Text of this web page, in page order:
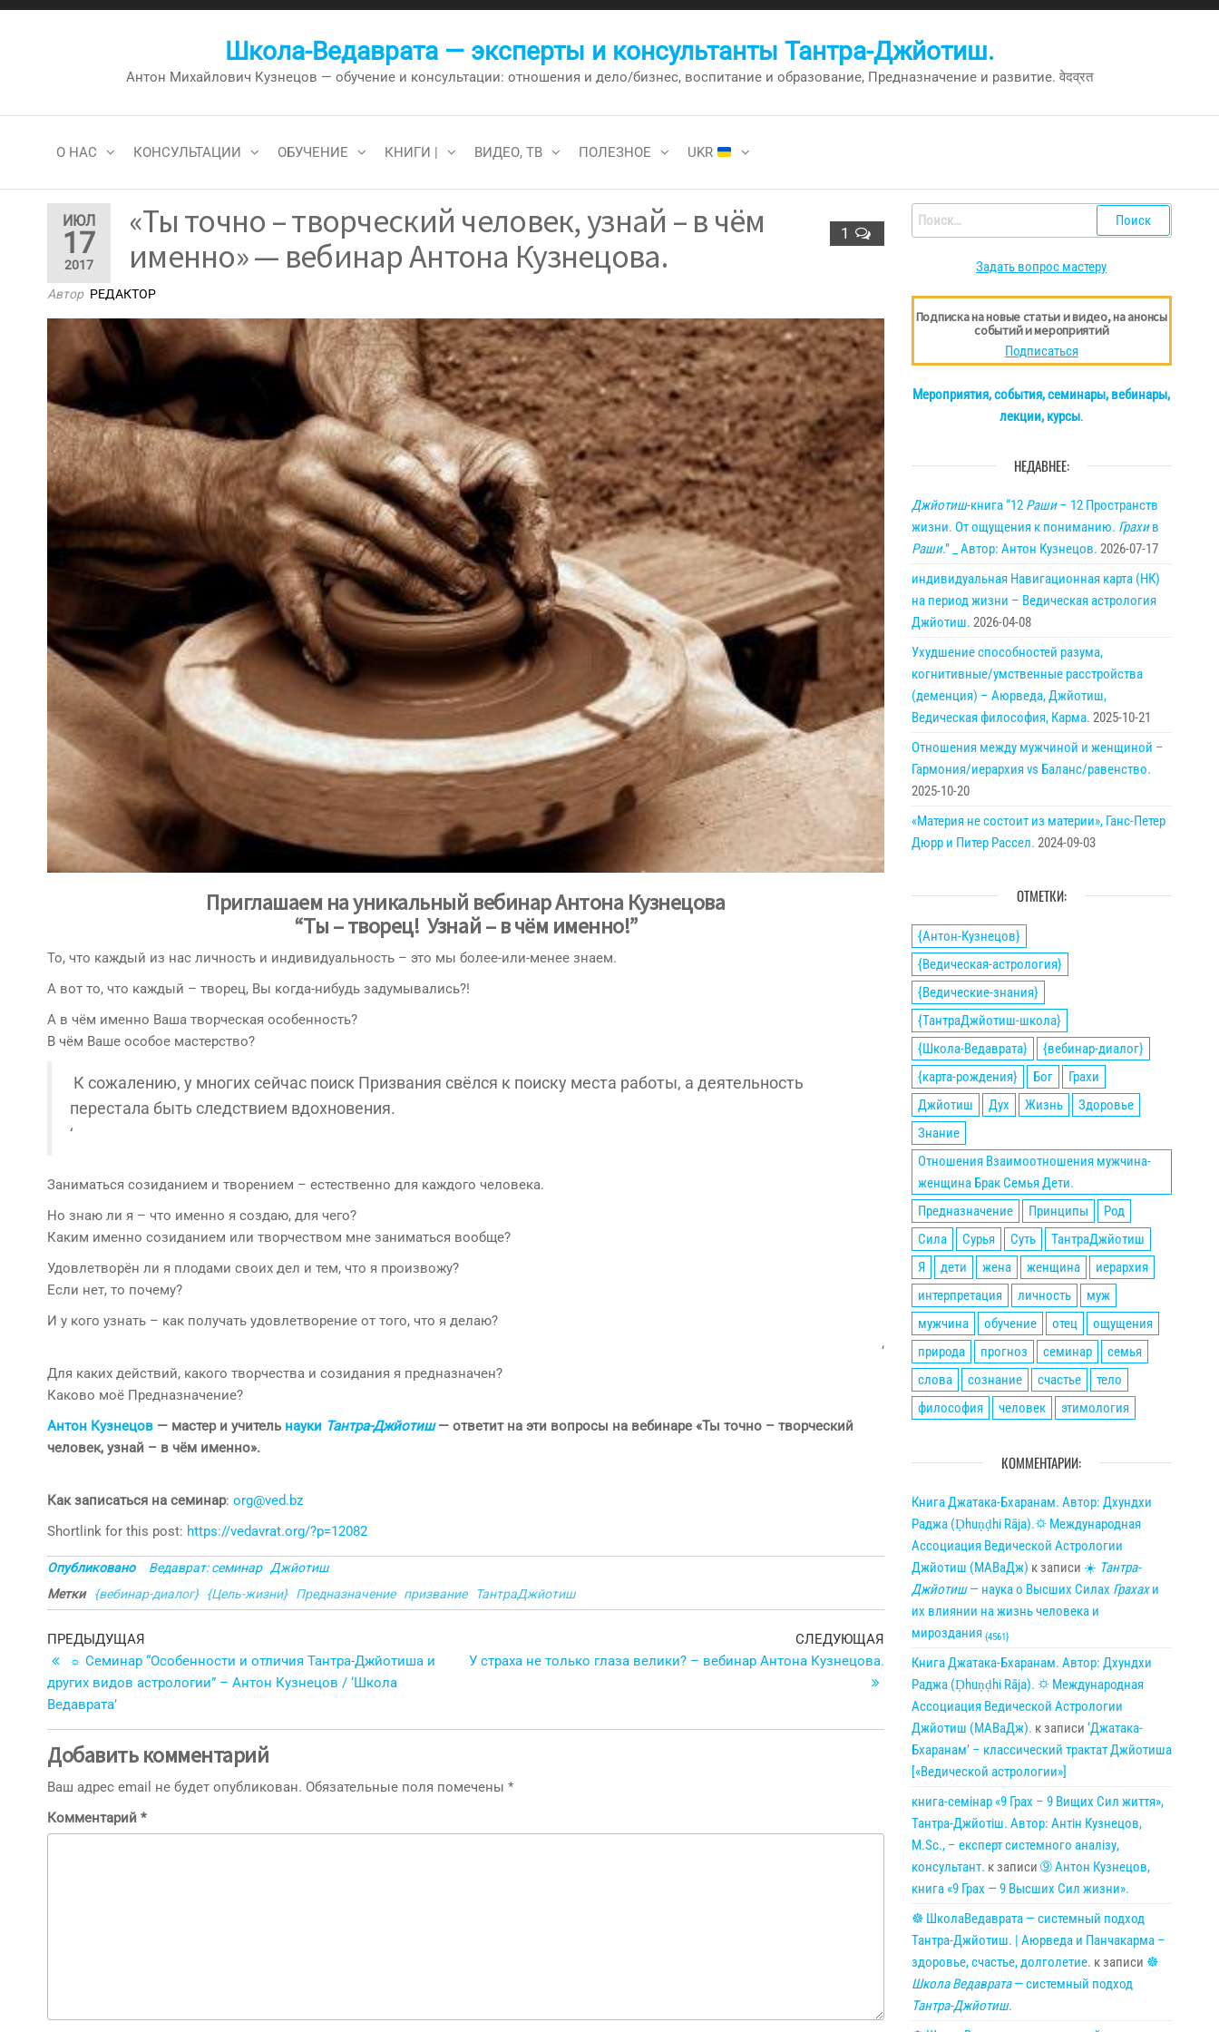
Перейти
Школа-Ведаврата — эксперты и консультанты Тантра-Джйотиш.
Антон Михайлович Кузнецов — обучение и консультации: отношения и дело/бизнес, воспитание и образование, Предназначение и развитие. वेदव्रत
О НАС КОНСУЛЬТАЦИИ ОБУЧЕНИЕ КНИГИ | ВИДЕО, ТВ ПОЛЕЗНОЕ UKR
ИЮЛ
17
2017
1
«Ты точно – творческий человек, узнай – в чём
именно» — вебинар Антона Кузнецова.
Автор РЕДАКТОР
Приглашаем на уникальный вебинар Антона Кузнецова
“Ты – творец! Узнай – в чём именно!”
То, что каждый из нас личность и индивидуальность – это мы более-или-менее знаем.
А вот то, что каждый – творец, Вы когда-нибудь задумывались?!
А в чём именно Ваша творческая особенность?
В чём Ваше особое мастерство?
К сожалению, у многих сейчас поиск Призвания свёлся к поиску места работы, а деятельность
перестала быть следствием вдохновения.
‘
Заниматься созиданием и творением – естественно для каждого человека.
Но знаю ли я – что именно я создаю, для чего?
Каким именно созиданием или творчеством мне заниматься вообще?
Удовлетворён ли я плодами своих дел и тем, что я произвожу?
Если нет, то почему?
И у кого узнать – как получать удовлетворение от того, что я делаю?
‘
Для каких действий, какого творчества и созидания я предназначен?
Каково моё Предназначение?
Антон Кузнецов — мастер и учитель науки Тантра-Джйотиш— ответит на эти вопросы на вебинаре «Ты точно – творческий
человек, узнай – в чём именно».
Как записаться на семинар: org@ved.bz
Shortlink for this post: https://vedavrat.org/?p=12082
Опубликовано Ведаврат: семинар
Джйотиш
Метки
{вебинар-диалог} {Цель-жизни} Предназначение призвание ТантраДжйотиш
Навигация
по
записям
Предыдущая
запись
ПРЕДЫДУЩАЯ
☼ Семинар “Особенности и отличия Тантра-Джйотиша и
других видов астрологии” – Антон Кузнецов / ‘Школа
Ведаврата’
Следующая
запись
СЛЕДУЮЩАЯ
У страха не только глаза велики? – вебинар Антона Кузнецова.
Добавить комментарий
Ваш адрес email не будет опубликован. Обязательные поля помечены *
Комментарий *
Найти:
Задать вопрос мастеру
Подписка на новые статьи и видео, на анонсы
событий и мероприятий
Подписаться
Мероприятия, события, семинары, вебинары,
лекции, курсы.
НЕДАВНЕЕ:
Джйотиш-книга “12 Раши– 12 Пространств
жизни. От ощущения к пониманию. Грахив
Раши.” _ Автор: Антон Кузнецов. 2026-07-17
индивидуальная Навигационная карта (НК)
на период жизни – Ведическая астрология
Джйотиш. 2026-04-08
Ухудшение способностей разума,
когнитивные/умственные расстройства
(деменция) – Аюрведа, Джйотиш,
Ведическая философия, Карма. 2025-10-21
Отношения между мужчиной и женщиной –
Гармония/иерархия vs Баланс/равенство.
2025-10-20
«Материя не состоит из материи», Ганс-Петер
Дюрр и Питер Рассел. 2024-09-03
ОТМЕТКИ:
{Антон-Кузнецов}
{Ведическая-астрология}
{Ведические-знания}
{ТантраДжйотиш-школа}
{Школа-Ведаврата}
{вебинар-диалог}
{карта-рождения}
Бог
Грахи
Джйотиш
Дух Жизнь
Здоровье
Знание
Отношения Взаимоотношения мужчина-
женщина Брак Семья Дети.
Предназначение
Принципы
Род
Сила
Сурья Суть
ТантраДжйотиш
Я
дети жена женщина
иерархия
интерпретация
личность
муж
мужчина
обучение отец
ощущения
природа
прогноз семинар
семья
слова
сознание счастье
тело
философия
человек этимология
КОММЕНТАРИИ:
Книга Джатака-Бхаранам. Автор: Дхундхи
Раджа (Ḍhuṇḍhi Rāja).🌣 Международная
Ассоциация Ведической Астрологии
Джйотиш (МАВаДж) к записи ☀ Тантра-
Джйотиш— наука о Высших Силах Грахахи
их влиянии на жизнь человека и
мироздания {4561}
Книга Джатака-Бхаранам. Автор: Дхундхи
Раджа (Ḍhuṇḍhi Rāja). 🌣 Международная
Ассоциация Ведической Астрологии
Джйотиш (МАВаДж). к записи ‘Джатака-
Бхаранам’ – классический трактат Джйотиша
[«Ведической астрологии»]
книга-семінар «9 Грах – 9 Вищих Сил життя»,
Тантра-Джйотіш. Автор: Антін Кузнецов,
M.Sc., – експерт системного аналізу,
консультант. к записи ➈ Антон Кузнецов,
книга «9 Грах — 9 Высших Сил жизни».
☸ ШколаВедаврата — системный подход
Тантра-Джйотиш. | Аюрведа и Панчакарма –
здоровье, счастье, долголетие. к записи ☸
Школа Ведаврата— системный подход
Тантра-Джйотиш.